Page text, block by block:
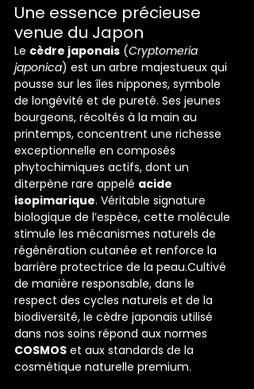
Une essence précieuse
venue du Japon
Le cèdre japonais (Cryptomeria
japonica) est un arbre majestueux qui
pousse sur les îles nippones, symbole
de longévité et de pureté. Ses jeunes
bourgeons, récoltés à la main au
printemps, concentrent une richesse
exceptionnelle en composés
phytochimiques actifs, dont un
diterpène rare appelé acide
isopimarique. Véritable signature
biologique de l’espèce, cette molécule
stimule les mécanismes naturels de
régénération cutanée et renforce la
barrière protectrice de la peau.Cultivé
de manière responsable, dans le
respect des cycles naturels et de la
biodiversité, le cèdre japonais utilisé
dans nos soins répond aux normes
COSMOS et aux standards de la
cosmétique naturelle premium.